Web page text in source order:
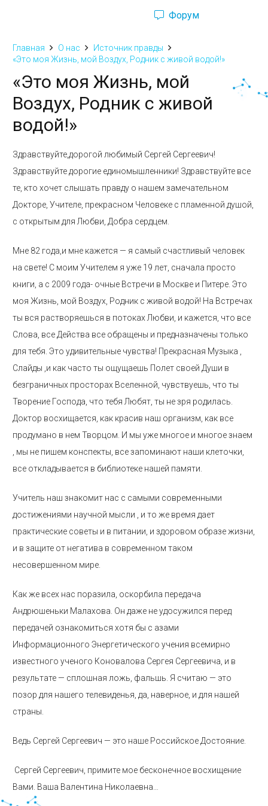
Форум
Главная О нас
Источник правды
«Это моя Жизнь, мой Воздух, Родник с живой водой!»
«Это моя Жизнь, мой
Воздух, Родник с живой
водой!»
Здравствуйте,дорогой любимый Сергей Сергеевич!
Здравствуйте дорогие единомышленники! Здравствуйте все
те, кто хочет слышать правду о нашем замечательном
Докторе, Учителе, прекрасном Человеке с пламенной душой,
с открытым для Любви, Добра сердцем.
Мне 82 года,и мне кажется — я самый счастливый человек
на свете! С моим Учителем я уже 19 лет, сначала просто
книги, а с 2009 года- очные Встречи в Москве и Питере. Это
моя Жизнь, мой Воздух, Родник с живой водой! На Встречах
ты вся растворяешься в потоках Любви, и кажется, что все
Слова, все Действа все обращены и предназначены только
для тебя. Это удивительные чувства! Прекрасная Музыка ,
Слайды ,и как часто ты ощущаешь Полет своей Души в
безграничных просторах Вселенной, чувствуешь, что ты
Творение Господа, что тебя Любят, ты не зря родилась.
Доктор восхищается, как красив наш организм, как все
продумано в нем Творцом. И мы уже многое и многое знаем
, мы не пишем конспекты, все запоминают наши клеточки,
все откладывается в библиотеке нашей памяти.
Учитель наш знакомит нас с самыми современными
достижениями научной мысли , и то же время дает
практические советы и в питании, и здоровом образе жизни,
и в защите от негатива в современном таком
несовершенном мире.
Как же всех нас поразила, оскорбила передача
Андрюшеньки Малахова. Он даже не удосужился перед
передачей ознакомиться хотя бы с азами
Информационного Энергетического учения всемирно
известного ученого Коновалова Сергея Сергеевича, и в
результате — сплошная ложь, фальшь. Я считаю — это
позор для нашего телевиденья, да, наверное, и для нашей
страны.
Ведь Сергей Сергеевич — это наше Российское Достояние.
Сергей Сергеевич, примите мое бесконечное восхищение
Вами. Ваша Валентина Николаевна…